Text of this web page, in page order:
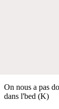
On nous a pas
dans l'bed (K)